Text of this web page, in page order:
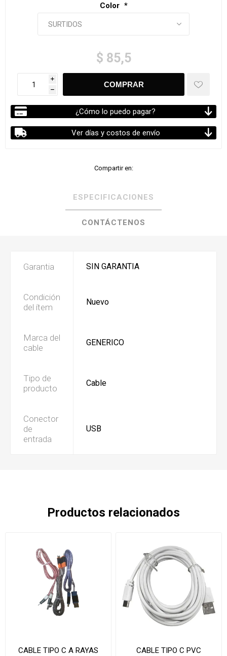
Color *
$ 85,5
i
h
¿Cómo lo puedo pagar?
Ver días y costos de envío
Compartir en:
ESPECIFICACIONES
CONTÁCTENOS
Garantia SIN GARANTIA
Condición
del ítem
Nuevo
Marca del
cable
GENERICO
Tipo de
producto
Cable
Conector
de
entrada
USB
Productos relacionados
CABLE TIPO C A RAYAS
CABLE TIPO C PVC